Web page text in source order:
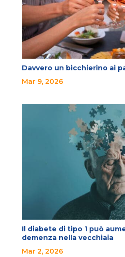
Davvero un bicchierino ai
Mar 9, 2026
Il diabete di tipo 1 può
demenza nella vecchiaia
Mar 2, 2026